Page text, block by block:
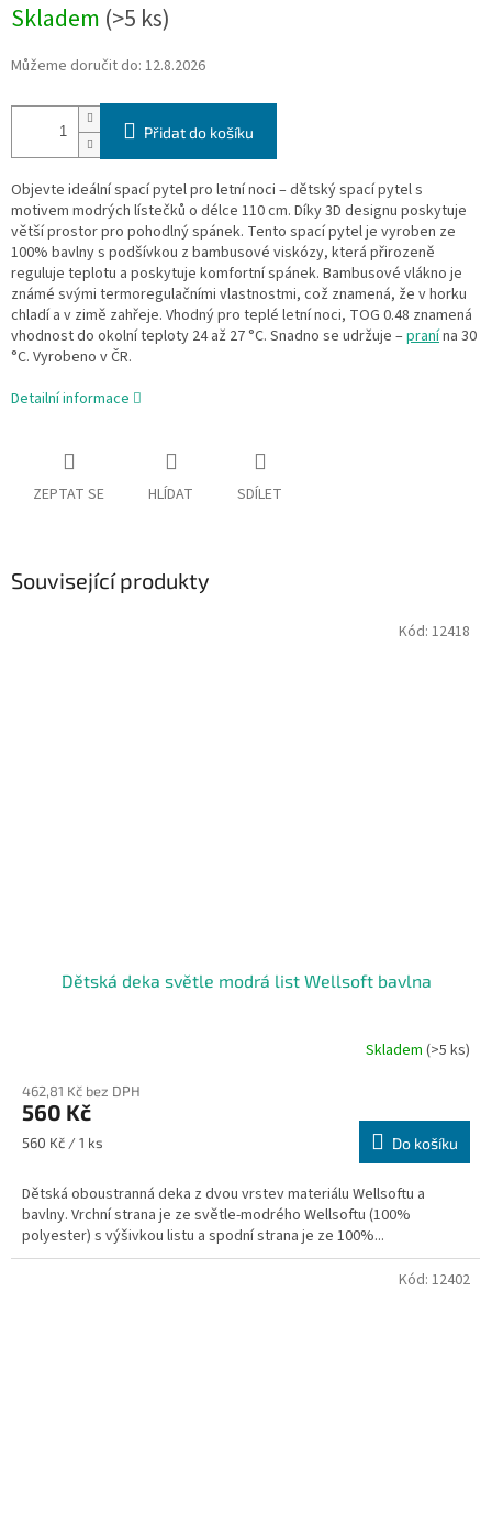
Skladem (>5 ks)
Můžeme doručit do: 12.8.2026
Přidat do košíku
Objevte ideální spací pytel pro letní noci – dětský spací pytel s
motivem modrých lístečků o délce 110 cm. Díky 3D designu poskytuje
větší prostor pro pohodlný spánek. Tento spací pytel je vyroben ze
100% bavlny s podšívkou z bambusové viskózy, která přirozeně
reguluje teplotu a poskytuje komfortní spánek. Bambusové vlákno je
známé svými termoregulačními vlastnostmi, což znamená, že v horku
chladí a v zimě zahřeje. Vhodný pro teplé letní noci, TOG 0.48 znamená
vhodnost do okolní teploty 24 až 27 °C. Snadno se udržuje –pranína 30
°C. Vyrobeno v ČR.
Detailní informace
ZEPTAT SE HLÍDAT SDÍLET
Související produkty
Dětská deka světle modrá list Wellsoft bavlna
Skladem (>5 ks)
462,81 Kč bez DPH
560 Kč
Měrná
560 Kč / 1 ks Do košíku
Dětská oboustranná deka z dvou vrstev materiálu Wellsoftu a
bavlny. Vrchní strana je ze světle-modrého Wellsoftu (100%
polyester) s výšivkou listu a spodní strana je ze 100%...
Kód: 12418
Kód: 12402